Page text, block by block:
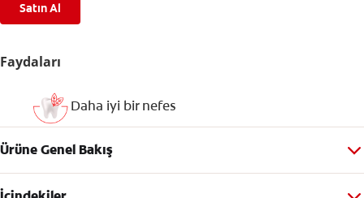
Satın Al
Faydaları
Daha iyi bir nefes
Ürüne Genel Bakış